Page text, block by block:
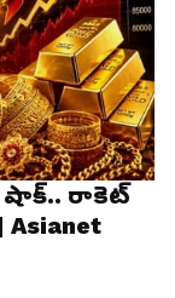
షాక్.. రాకెట్
Asianet